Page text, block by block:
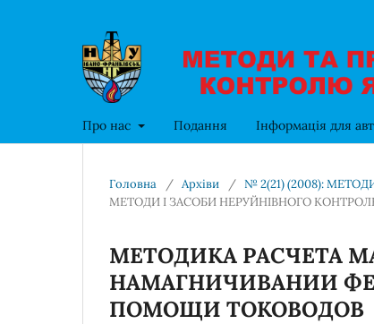
Про нас Подання Інформація для
Головна / Архіви / № 2(21) (2008):
МЕТОДИ І ЗАСОБИ НЕРУЙНІВНОГО
МЕТОДИКА РАСЧЕТА
НАМАГНИЧИВАНИИ
ПОМОЩИ ТОКОВОДОВ